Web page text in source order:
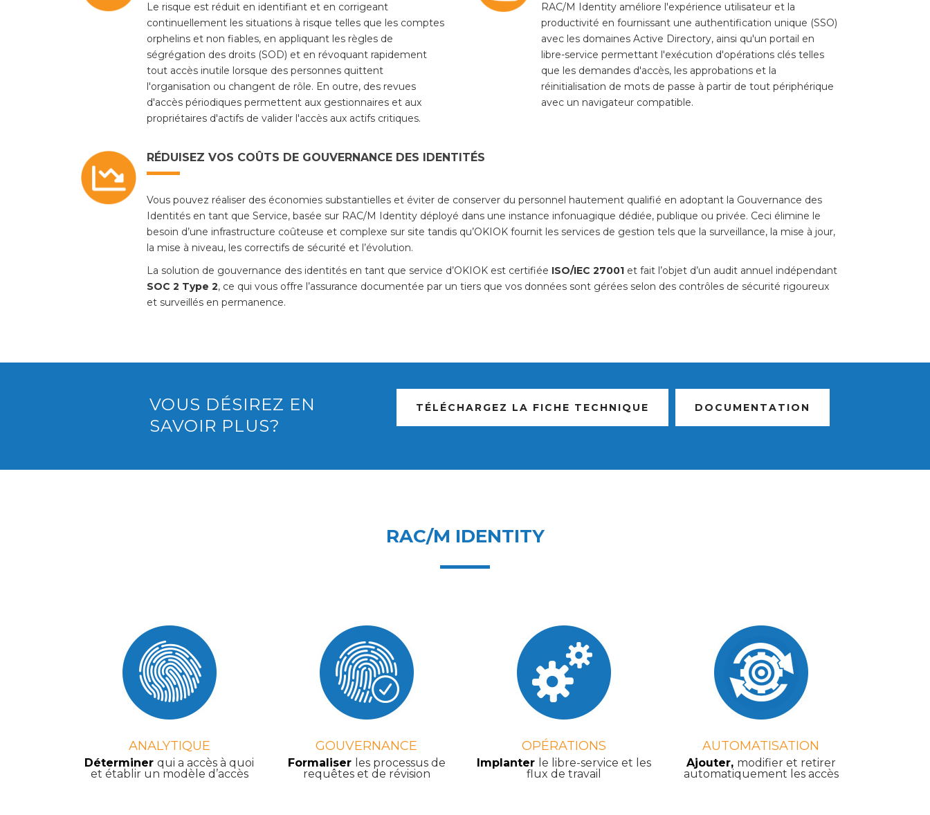
Le risque est réduit en identifiant et en corrigeant
continuellement les situations à risque telles que les comptes
orphelins et non fiables, en appliquant les règles de
ségrégation des droits (SOD) et en révoquant rapidement
tout accès inutile lorsque des personnes quittent
l'organisation ou changent de rôle. En outre, des revues
d'accès périodiques permettent aux gestionnaires et aux
propriétaires d'actifs de valider l'accès aux actifs critiques.
RAC/M Identity améliore l'expérience utilisateur et la
productivité en fournissant une authentification unique (SSO)
avec les domaines Active Directory, ainsi qu'un portail en
libre-service permettant l'exécution d'opérations clés telles
que les demandes d'accès, les approbations et la
réinitialisation de mots de passe à partir de tout périphérique
avec un navigateur compatible.
RÉDUISEZ VOS COÛTS DE GOUVERNANCE DES IDENTITÉS
Vous pouvez réaliser des économies substantielles et éviter de conserver du personnel hautement qualifié en adoptant la Gouvernance des
Identités en tant que Service, basée sur RAC/M Identity déployé dans une instance infonuagique dédiée, publique ou privée. Ceci élimine le
besoin d’une infrastructure coûteuse et complexe sur site tandis qu’OKIOK fournit les services de gestion tels que la surveillance, la mise à jour,
la mise à niveau, les correctifs de sécurité et l’évolution.
La solution de gouvernance des identités en tant que service d’OKIOK est certifiée ISO/IEC 27001 et fait l’objet d’un audit annuel indépendant
SOC 2 Type 2, ce qui vous offre l’assurance documentée par un tiers que vos données sont gérées selon des contrôles de sécurité rigoureux
et surveillés en permanence.
VOUS DÉSIREZ EN
SAVOIR PLUS?
TÉLÉCHARGEZ LA FICHE TECHNIQUE DOCUMENTATION
RAC/M IDENTITY
ANALYTIQUE
Déterminer qui a accès à quoi
et établir un modèle d’accès
GOUVERNANCE
Formaliser les processus de
requêtes et de révision
OPÉRATIONS
Implanter le libre-service et les
flux de travail
AUTOMATISATION
Ajouter, modifier et retirer
automatiquement les accès